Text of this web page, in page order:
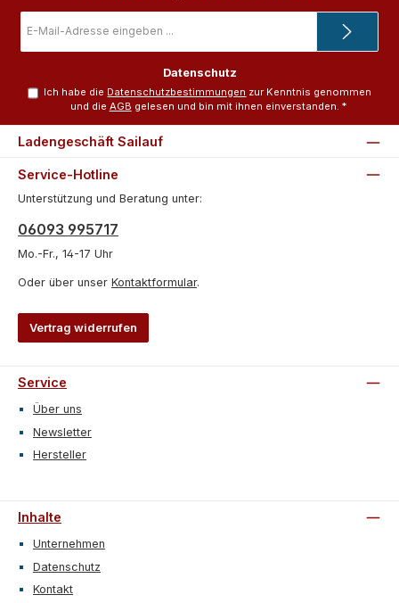
Mail-
Datenschutz
Ich habe die Datenschutzbestimmungen zur Kenntnis genommen
und die AGB gelesen und bin mit ihnen einverstanden. *
Service-Hotline
Unterstützung und Beratung unter:
06093 995717
Mo.-Fr., 14-17 Uhr
Oder über unser Kontaktformular.
Vertrag widerrufen
Ladengeschäft Sailauf
Service
Über uns
Newsletter
Hersteller
Inhalte
Unternehmen
Datenschutz
Kontakt